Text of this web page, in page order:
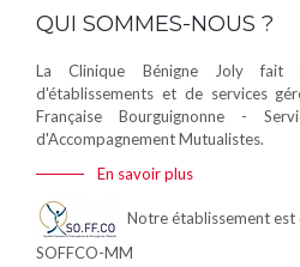
QUI SOMMES-NOUS ?
La Clinique Bénigne Joly fait
d'établissements et de services
Française Bourguignonne -
d'Accompagnement Mutualistes.
En savoir plus
Notre établissement est
SOFFCO-MM